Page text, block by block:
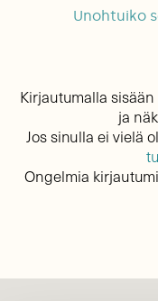
Unohtuiko
Kirjautumalla
ja
Jos sinulla ei vielä
Ongelmia